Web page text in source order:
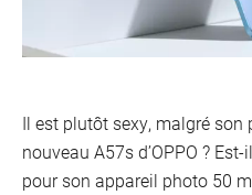
Il est plutôt sexy, malgré
nouveau A57s d’OPPO ?
pour son appareil photo 50